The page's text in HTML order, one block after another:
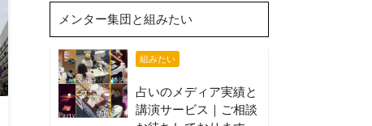
メンター集団と組みたい
組みたい
占いのメディア実績と
講演サービス｜ご相談